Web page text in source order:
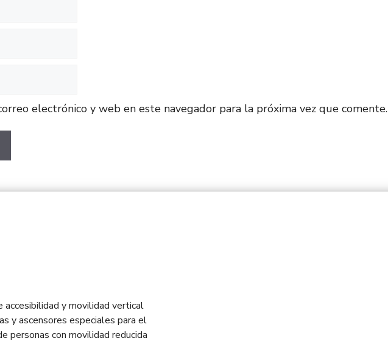
electrónico y web en este navegador para la próxima vez que comente.
y movilidad vertical
y ascensores especiales para el
personas con movilidad reducida